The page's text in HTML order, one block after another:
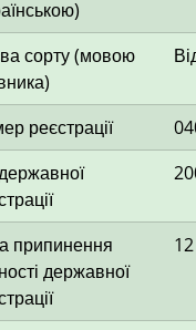
сорту (мовою
реєстрації
припинення
державної